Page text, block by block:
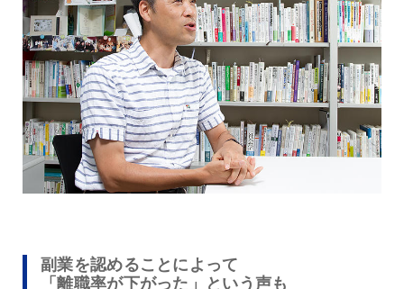
副業を認めることによって
「離職率が下がった」という声も